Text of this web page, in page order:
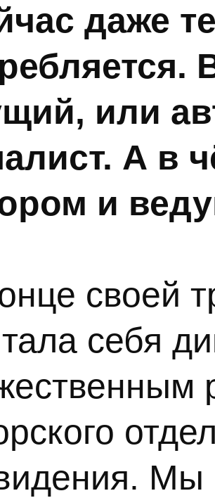
даже
или
А в
и
своей
себя